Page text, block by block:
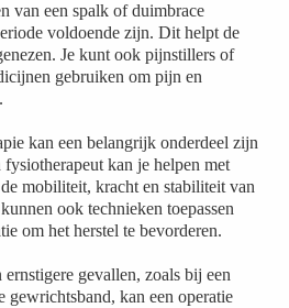
van een spalk of duimbrace
voldoende zijn. Dit helpt de
Je kunt ook pijnstillers of
gebruiken om pijn en
kan een belangrijk onderdeel zijn
kan je helpen met
mobiliteit, kracht en stabiliteit van
ook technieken toepassen
om het herstel te bevorderen.
ernstigere gevallen, zoals bij een
gewrichtsband, kan een operatie